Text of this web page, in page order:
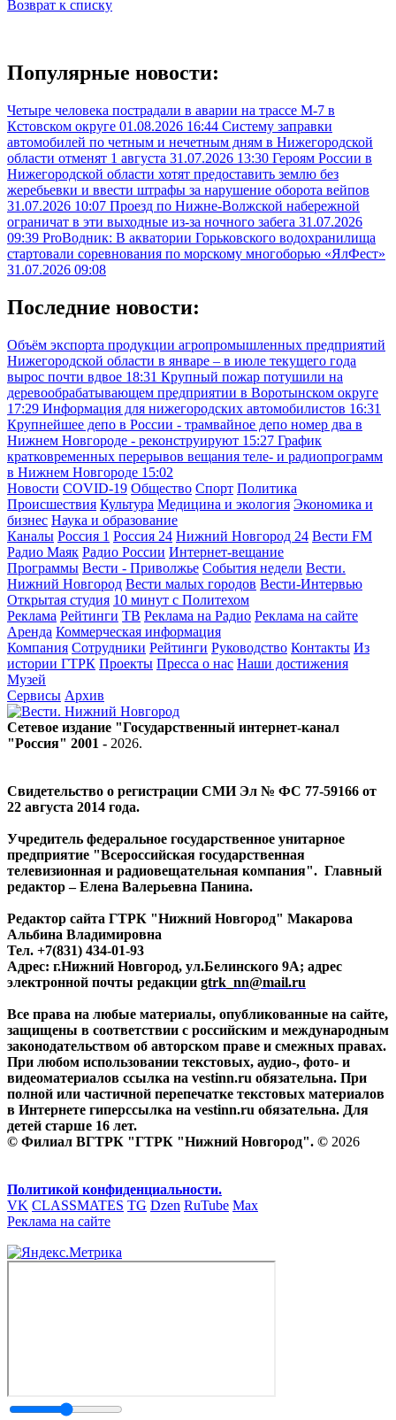
Возврат к списку
Популярные новости:
Четыре человека пострадали в аварии на трассе М-7 в
Кстовском округе 01.08.2026 16:44 Систему заправки
автомобилей по четным и нечетным дням в Нижегородской
области отменят 1 августа 31.07.2026 13:30 Героям России в
Нижегородской области хотят предоставить землю без
жеребьевки и ввести штрафы за нарушение оборота вейпов
31.07.2026 10:07 Проезд по Нижне-Волжской набережной
ограничат в эти выходные из-за ночного забега 31.07.2026
09:39 ProВодник: В акватории Горьковского водохранилища
стартовали соревнования по морскому многоборью «ЯлФест»
31.07.2026 09:08
Последние новости:
Объём экспорта продукции агропромышленных предприятий
Нижегородской области в январе – в июле текущего года
вырос почти вдвое 18:31 Крупный пожар потушили на
деревообрабатывающем предприятии в Воротынском округе
17:29 Информация для нижегородских автомобилистов 16:31
Крупнейшее депо в России - трамвайное депо номер два в
Нижнем Новгороде - реконструируют 15:27 График
кратковременных перерывов вещания теле- и радиопрограмм
в Нижнем Новгороде 15:02
Новости COVID-19 Общество Спорт Политика
Происшествия Культура Медицина и экология Экономика и
бизнес Наука и образование
Каналы Россия 1 Россия 24 Нижний Новгород 24 Вести FM
Радио Маяк Радио России Интернет-вещание
Программы Вести - Приволжье События недели Вести.
Нижний Новгород Вести малых городов Вести-Интервью
Открытая студия 10 минут с Политехом
Реклама Рейтинги ТВ Реклама на Радио Реклама на сайте
Аренда Коммерческая информация
Компания Сотрудники Рейтинги Руководство Контакты Из
истории ГТРК Проекты Пресса о нас Наши достижения
Музей
Сервисы Архив
Сетевое издание "Государственный интернет-канал
"Россия" 2001 - 2026.
Свидетельство о регистрации СМИ Эл № ФС 77-59166 от
22 августа 2014 года.
Учредитель федеральное государственное унитарное
предприятие "Всероссийская государственная
телевизионная и радиовещательная компания". Главный
редактор – Елена Валерьевна Панина.
Редактор сайта ГТРК "Нижний Новгород" Макарова
Альбина Владимировна
Тел. +7(831) 434-01-93
Адрес: г.Нижний Новгород, ул.Белинского 9А; адрес
электронной почты редакции gtrk_nn@mail.ru
Все права на любые материалы, опубликованные на сайте,
защищены в соответствии с российским и международным
законодательством об авторском праве и смежных правах.
При любом использовании текстовых, аудио-, фото- и
видеоматериалов ссылка на vestinn.ru обязательна. При
полной или частичной перепечатке текстовых материалов
в Интернете гиперссылка на vestinn.ru обязательна. Для
детей старше 16 лет.
© Филиал ВГТРК "ГТРК "Нижний Новгород". © 2026
Политикой конфиденциальности.
VK CLASSMATES TG Dzen RuTube Max
Реклама на сайте